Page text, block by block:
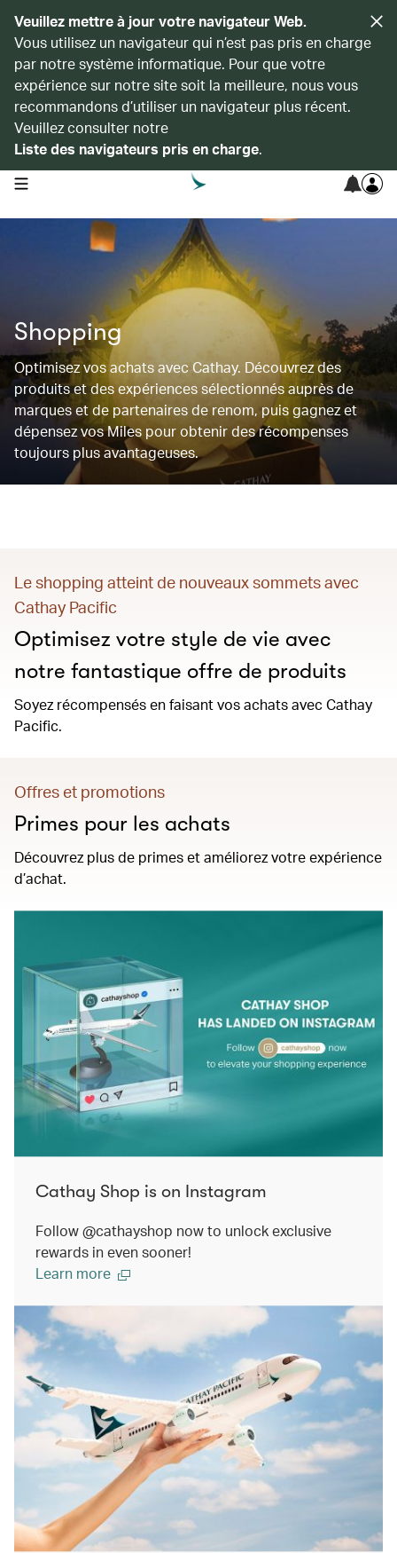
Veuillez mettre à jour votre navigateur Web.
Vous utilisez un navigateur qui n’est pas pris en charge
par notre système informatique. Pour que votre
expérience sur notre site soit la meilleure, nous vous
recommandons d’utiliser un navigateur plus récent.
Veuillez consulter notre
Liste des navigateurs pris en charge.
open navigation menu
Shopping
Optimisez vos achats avec Cathay. Découvrez des
produits et des expériences sélectionnés auprès de
marques et de partenaires de renom, puis gagnez et
dépensez vos Miles pour obtenir des récompenses
toujours plus avantageuses.
Le shopping atteint de nouveaux sommets avec
Cathay Pacific
Optimisez votre style de vie avec
notre fantastique offre de produits
Soyez récompensés en faisant vos achats avec Cathay
Pacific.
Offres et promotions
Primes pour les achats
Découvrez plus de primes et améliorez votre expérience
d’achat.
Cathay Shop is on Instagram
Follow @cathayshop now to unlock exclusive
rewards in even sooner!
Learn more